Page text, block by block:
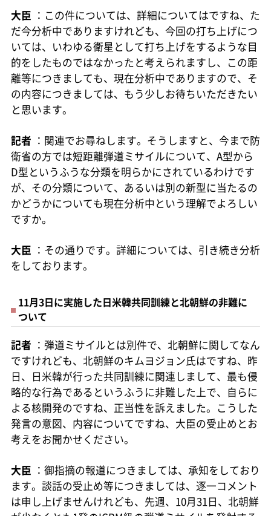
大臣 ：この件については、詳細についてはですね、た
だ今分析中でありますけれども、今回の打ち上げにつ
いては、いわゆる衛星として打ち上げをするような目
的をしたものではなかったと考えられますし、この距
離等につきましても、現在分析中でありますので、そ
の内容につきましては、もう少しお待ちいただきたい
と思います。
記者 ：関連でお尋ねします。そうしますと、今まで防
衛省の方では短距離弾道ミサイルについて、A型から
D型というふうな分類を明らかにされているわけです
が、その分類について、あるいは別の新型に当たるの
かどうかについても現在分析中という理解でよろしい
ですか。
大臣 ：その通りです。詳細については、引き続き分析
をしております。
11月3日に実施した日米韓共同訓練と北朝鮮の非難に
ついて
記者 ：弾道ミサイルとは別件で、北朝鮮に関してなん
ですけれども、北朝鮮のキムヨジョン氏はですね、昨
日、日米韓が行った共同訓練に関連しまして、最も侵
略的な行為であるというふうに非難した上で、自らに
よる核開発のですね、正当性を訴えました。こうした
発言の意図、内容についてですね、大臣の受止めとお
考えをお聞かせください。
大臣 ：御指摘の報道につきましては、承知をしており
ます。談話の受止め等につきましては、逐一コメント
は申し上げませんけれども、先週、10月31日、北朝鮮